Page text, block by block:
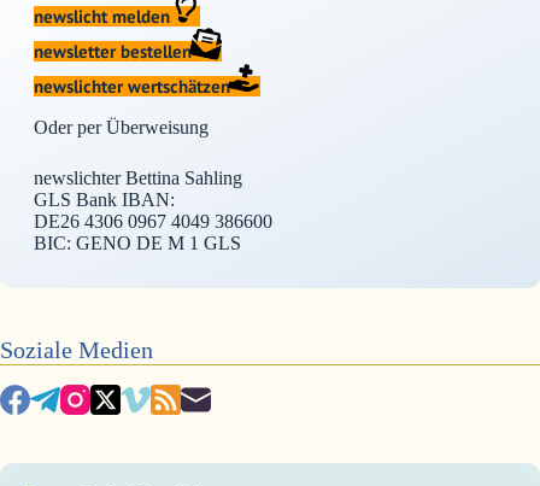
newslicht melden
newsletter bestellen
newslichter wertschätzen
Oder per Überweisung
newslichter Bettina Sahling
GLS Bank IBAN:
DE26 4306 0967 4049 386600
BIC: GENO DE M 1 GLS
Soziale Medien